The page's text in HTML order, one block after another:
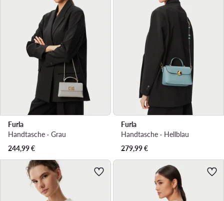
Furla
Handtasche · Grau
244,99€
Furla
Handtasche · Hellblau
279,99€